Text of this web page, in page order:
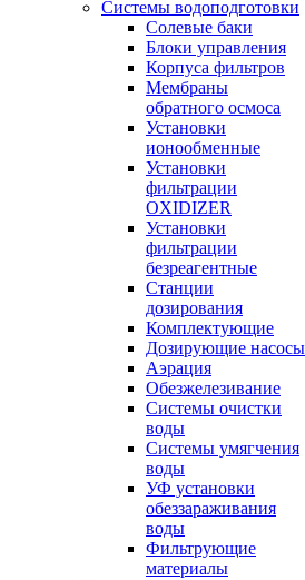
Системы водоподготовки
Солевые баки
Блоки управления
Корпуса фильтров
Мембраны
обратного осмоса
Установки
ионообменные
Установки
фильтрации
OXIDIZER
Установки
фильтрации
безреагентные
Станции
дозирования
Комплектующие
Дозирующие насосы
Аэрация
Обезжелезивание
Системы очистки
воды
Системы умягчения
воды
УФ установки
обеззараживания
воды
Фильтрующие
материалы